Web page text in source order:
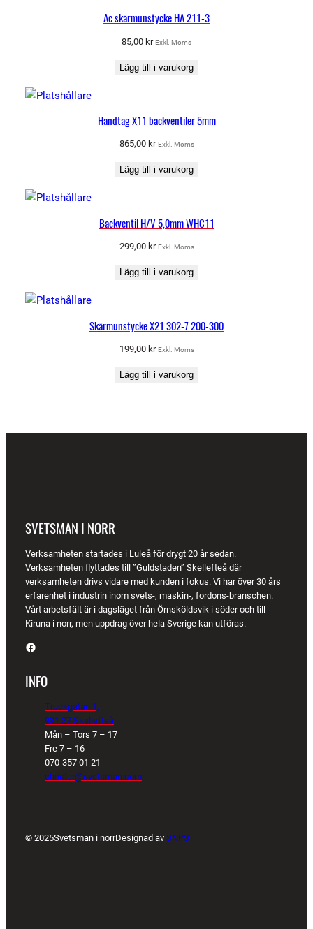
Ac skärmunstycke HA 211-3
85,00 kr Exkl. Moms
Lägg till i varukorg
Handtag X11 backventiler 5mm
865,00 kr Exkl. Moms
Lägg till i varukorg
Backventil H/V 5,0mm WHC11
299,00 kr Exkl. Moms
Lägg till i varukorg
Skärmunstycke X21 302-7 200-300
199,00 kr Exkl. Moms
Lägg till i varukorg
SVETSMAN I NORR
Verksamheten startades i Luleå för drygt 20 år sedan.
Verksamheten flyttades till ”Guldstaden” Skellefteå där
verksamheten drivs vidare med kunden i fokus. Vi har över 30 års
erfarenhet i industrin inom svets-, maskin-, fordons-branschen.
Vårt arbetsfält är i dagsläget från Örnsköldsvik i söder och till
Kiruna i norr, men uppdrag över hela Sverige kan utföras.
Facebook
INFO
Truckgatan 1,
931 27 Skellefteå
Mån – Tors 7 – 17
Fre 7 – 16
070-357 01 21
christer@svetsman.com
© 2025Svetsman i norrDesignad av SNPS